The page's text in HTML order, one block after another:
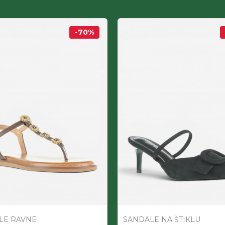
-70%
RAVNE SANDALE NA ŠTIKLU